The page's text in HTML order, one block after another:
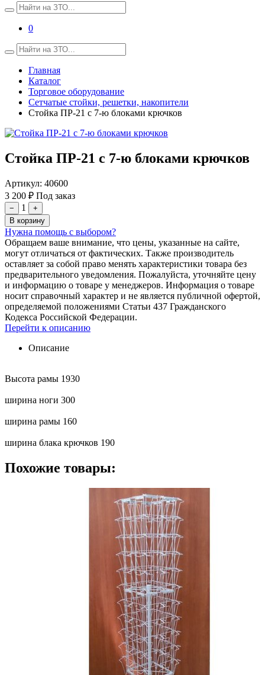
0
Главная
Каталог
Торговое оборудование
Сетчатые стойки, решетки, накопители
Стойка ПР-21 с 7-ю блоками крючков
Стойка ПР-21 с 7-ю блоками крючков
Артикул: 40600
3 200 ₽ Под заказ
− 1
+
В корзину
Нужна помощь с выбором?
Обращаем ваше внимание, что цены, указанные на сайте,
могут отличаться от фактических. Также производитель
оставляет за собой право менять характеристики товара без
предварительного уведомления. Пожалуйста, уточняйте цену
и информацию о товаре у менеджеров. Информация о товаре
носит справочный характер и не является публичной офертой,
определяемой положениями Статьи 437 Гражданского
Кодекса Российской Федерации.
Перейти к описанию
Описание
Высота рамы 1930
ширина ноги 300
ширина рамы 160
ширина блака крючков 190
Похожие товары: